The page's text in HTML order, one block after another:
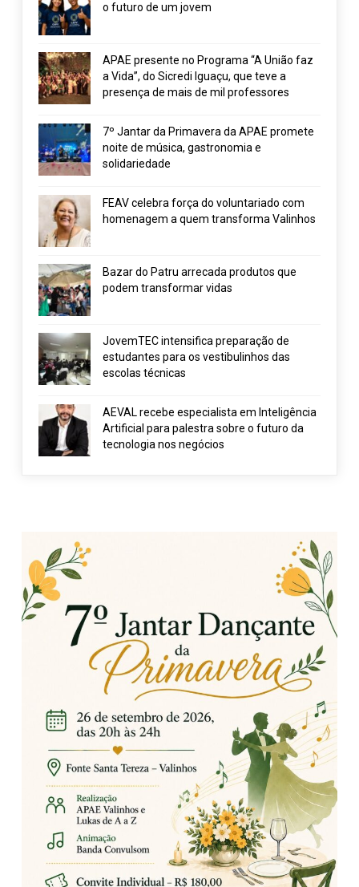
o futuro de um jovem
APAE presente no Programa “A União faz
a Vida”, do Sicredi Iguaçu, que teve a
presença de mais de mil professores
7º Jantar da Primavera da APAE promete
noite de música, gastronomia e
solidariedade
FEAV celebra força do voluntariado com
homenagem a quem transforma Valinhos
Bazar do Patru arrecada produtos que
podem transformar vidas
JovemTEC intensifica preparação de
estudantes para os vestibulinhos das
escolas técnicas
AEVAL recebe especialista em Inteligência
Artificial para palestra sobre o futuro da
tecnologia nos negócios